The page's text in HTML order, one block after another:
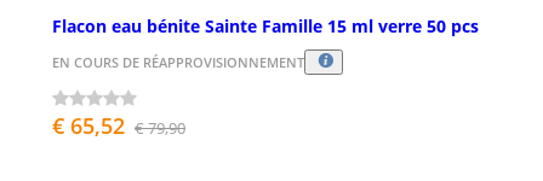
Flacon eau bénite Sainte Famille 15 ml verre 50 pcs
EN COURS DE RÉAPPROVISIONNEMENT
€ 65,52 € 79,90